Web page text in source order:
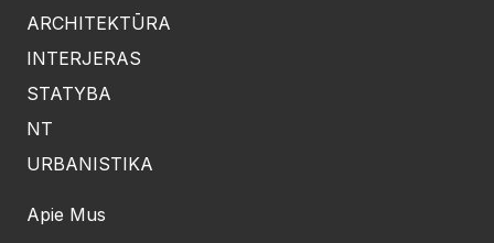
ARCHITEKTŪRA
INTERJERAS
STATYBA
NT
URBANISTIKA
Apie Mus